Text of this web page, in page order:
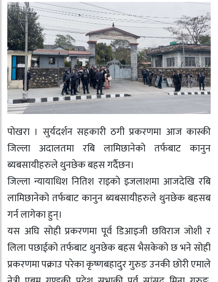
पोखरा । सुर्यदर्शन सहकारी ठगी प्रकरणमा आज कास्की
जिल्ला अदालतमा रबि लामिछानेको तर्फबाट कानुन
ब्यबसायीहरुले थुनछेक बहस गर्दैछन।
जिल्ला न्यायाधिश नितिश राइको इजलाशमा आजदेखि रबि
लामिछानेको तर्फबाट कानुन ब्यबसायीहरुले थुनछेक बहसब
गर्न लागेका हुन्।
यस अघि सोही प्रकरणमा पूर्व डिआइजी छविराज जोशी र
लिला पछाईको तर्फबाट थुनछेक बहस भैसकेको छ भने सोही
प्रकरणमा पक्राउ परेका कृष्णबहादुर गुरुङ उनकी छोरी एमाले